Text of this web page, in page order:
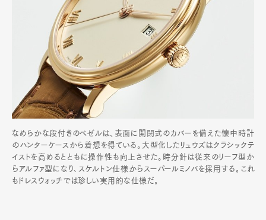
なめらかな段付きのベゼルは、表面に開閉式のカバーを備えた懐中時計
のハンターケースから着想を得ている。大型化したリュウズはクラシックテ
イストを高めるとともに操作性も向上させた。時分針は従来のリーフ型か
らアルファ型になり､スケルトン仕様からスーパールミノバを採用する｡これ
もドレスウォッチでは珍しい実用的な仕様だ｡